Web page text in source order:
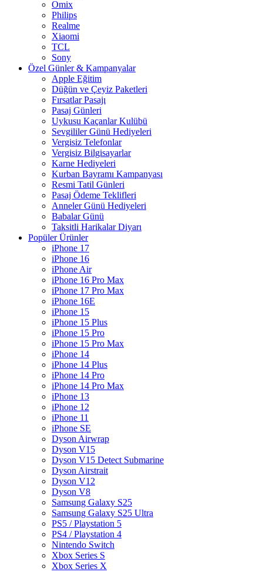
Omix
Philips
Realme
Xiaomi
TCL
Sony
Özel Günler & Kampanyalar
Apple Eğitim
Düğün ve Çeyiz Paketleri
Fırsatlar Pasajı
Pasaj Günleri
Uykusu Kaçanlar Kulübü
Sevgililer Günü Hediyeleri
Vergisiz Telefonlar
Vergisiz Bilgisayarlar
Karne Hediyeleri
Kurban Bayramı Kampanyası
Resmi Tatil Günleri
Pasaj Ödeme Teklifleri
Anneler Günü Hediyeleri
Babalar Günü
Taksitli Harikalar Diyarı
Popüler Ürünler
iPhone 17
iPhone 16
iPhone Air
iPhone 16 Pro Max
iPhone 17 Pro Max
iPhone 16E
iPhone 15
iPhone 15 Plus
iPhone 15 Pro
iPhone 15 Pro Max
iPhone 14
iPhone 14 Plus
iPhone 14 Pro
iPhone 14 Pro Max
iPhone 13
iPhone 12
iPhone 11
iPhone SE
Dyson Airwrap
Dyson V15
Dyson V15 Detect Submarine
Dyson Airstrait
Dyson V12
Dyson V8
Samsung Galaxy S25
Samsung Galaxy S25 Ultra
PS5 / Playstation 5
PS4 / Playstation 4
Nintendo Switch
Xbox Series S
Xbox Series X